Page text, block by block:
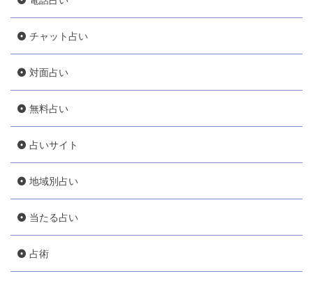
チャット占い
対面占い
無料占い
占いサイト
地域別占い
当たる占い
占術